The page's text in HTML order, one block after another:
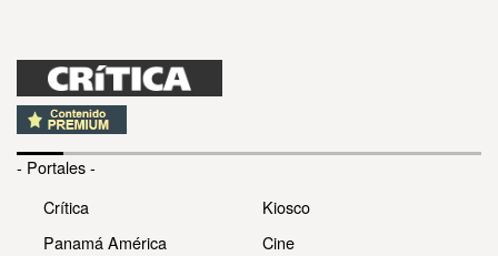
- Portales -
Crítica
Panamá América
Kiosco
Cine